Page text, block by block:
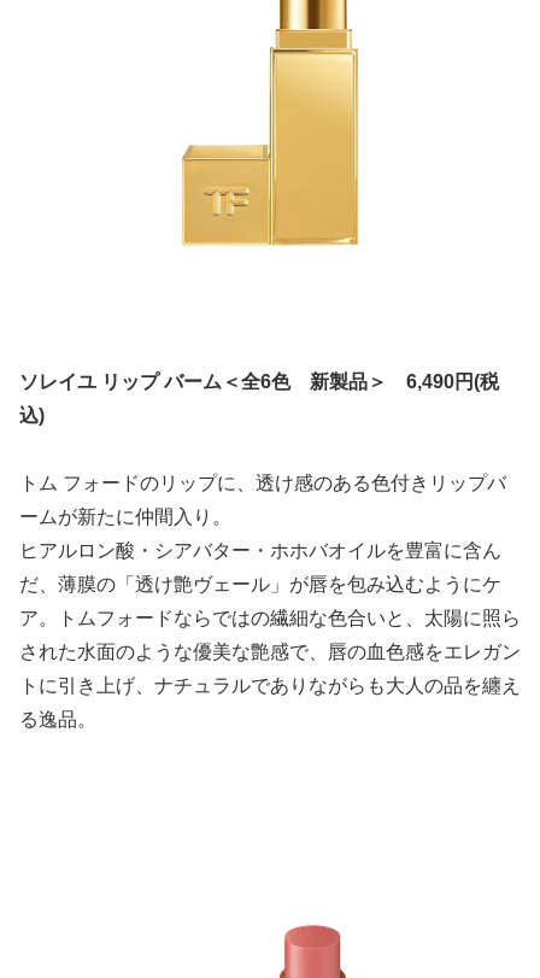
ソレイユ リップ バーム＜全6色 新製品＞ 6,490円(税
込)
トム フォードのリップに、透け感のある色付きリップバ
ームが新たに仲間入り。
ヒアルロン酸・シアバター・ホホバオイルを豊富に含ん
だ、薄膜の「透け艶ヴェール」が唇を包み込むようにケ
ア。トムフォードならではの繊細な色合いと、太陽に照ら
された水面のような優美な艶感で、唇の血色感をエレガン
トに引き上げ、ナチュラルでありながらも大人の品を纏え
る逸品。